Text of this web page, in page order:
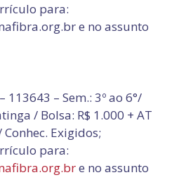
para:
e no assunto
113643 – Sem.: 3º ao 6°/
/ Bolsa: R$ 1.000 + AT
Exigidos;
para:
e no assunto